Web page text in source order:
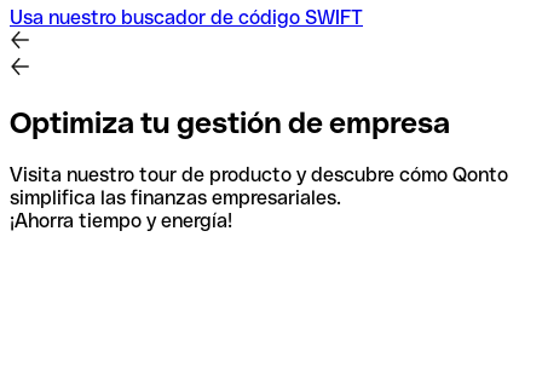
Usa nuestro buscador de código SWIFT
Optimiza tu gestión de empresa
Visita nuestro tour de producto y descubre cómo Qonto
simplifica las finanzas empresariales.
¡Ahorra tiempo y energía!